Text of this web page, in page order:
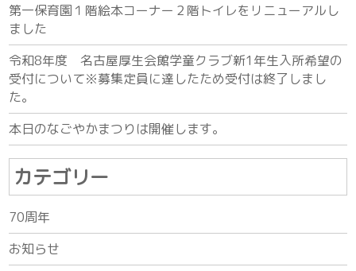
第一保育園１階絵本コーナー２階トイレをリニューアルし
ました
令和8年度 名古屋厚生会館学童クラブ新1年生入所希望の
受付について※募集定員に達したため受付は終了しまし
た。
本日のなごやかまつりは開催します。
カテゴリー
70周年
お知らせ